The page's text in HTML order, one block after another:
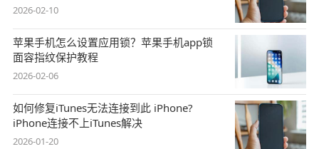
2026-02-10
苹果手机怎么设置应用锁？苹果手机app锁
面容指纹保护教程
2026-02-06
如何修复iTunes无法连接到此 iPhone?
iPhone连接不上iTunes解决
2026-01-20